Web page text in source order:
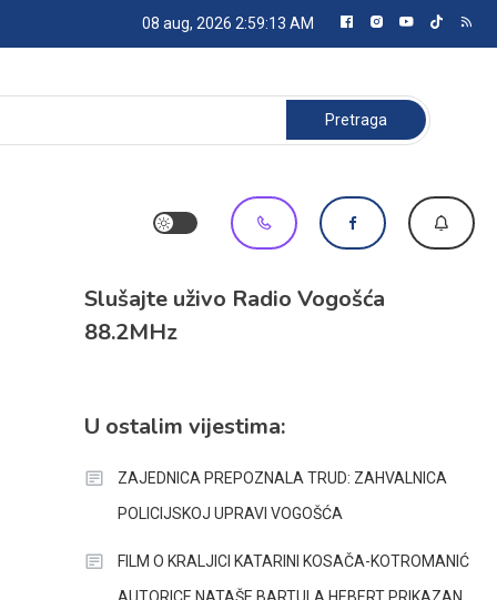
08 aug, 2026 2:59:14 AM
Pretraga:
Slušajte uživo Radio Vogošća
88.2MHz
U ostalim vijestima:
ZAJEDNICA PREPOZNALA TRUD: ZAHVALNICA
POLICIJSKOJ UPRAVI VOGOŠĆA
FILM O KRALJICI KATARINI KOSAČA-KOTROMANIĆ